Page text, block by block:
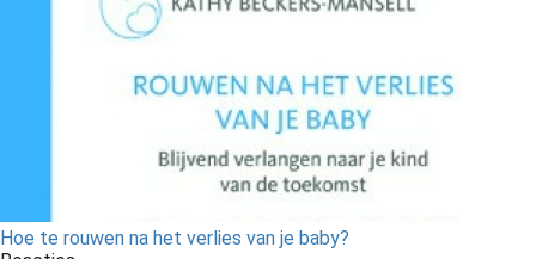
Hoe te rouwen na het verlies van je baby?